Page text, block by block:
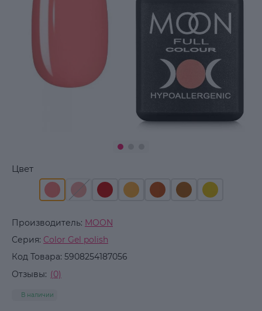
Производитель: MOON
Серия: Color Gel polish
Код Товара: 5908254187056
Отзывы: (0)
В наличии
Цвет